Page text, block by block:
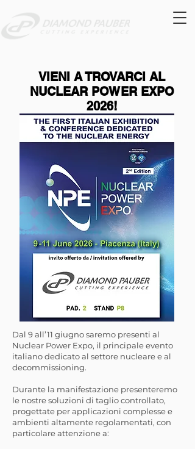
VIENI A TROVARCI AL
NUCLEAR POWER EXPO
2026!
Dal 9 all’11 giugno saremo presenti al
Nuclear Power Expo, il principale evento
italiano dedicato al settore nucleare e al
decommissioning.
Durante la manifestazione presenteremo
le nostre soluzioni di taglio controllato,
progettate per applicazioni complesse e
ambienti altamente regolamentati, con
particolare attenzione a: